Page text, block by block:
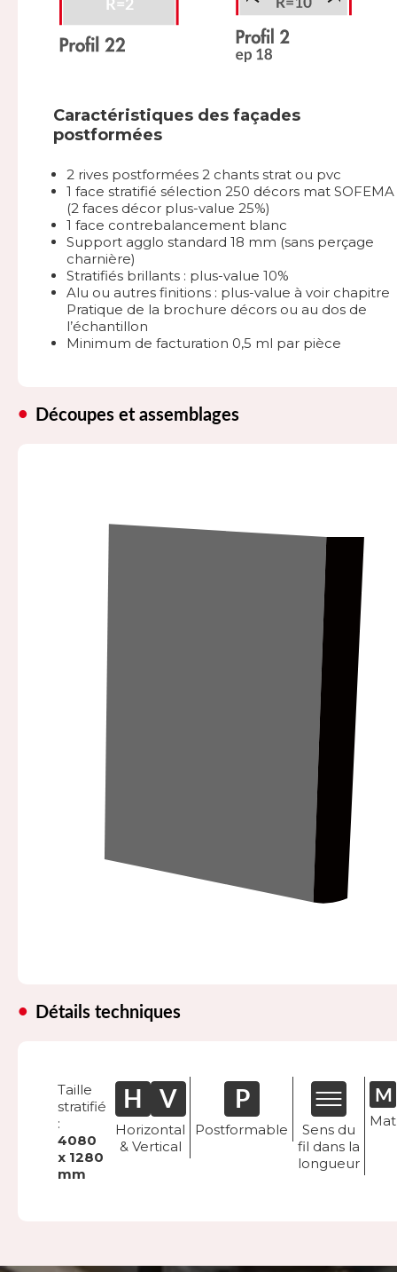
Caractéristiques des façades
postformées
2 rives postformées 2 chants strat ou pvc
1 face stratifié sélection 250 décors mat SOFEMA
(2 faces décor plus-value 25%)
1 face contrebalancement blanc
Support agglo standard 18 mm (sans perçage
charnière)
Stratifiés brillants : plus-value 10%
Alu ou autres finitions : plus-value à voir chapitre
Pratique de la brochure décors ou au dos de
l’échantillon
Minimum de facturation 0,5 ml par pièce
Découpes et assemblages
Détails techniques
Taille
stratifié
:
4080
x 1280
mm
Horizontal
& Vertical
Postformable
Sens du
fil dans la
longueur
Mat